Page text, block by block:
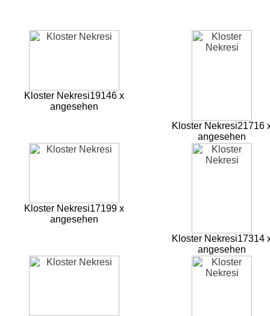
Kloster Nekresi19146 x
angesehen
Kloster Nekresi21716
angesehen
Kloster Nekresi17199 x
angesehen
Kloster Nekresi17314
angesehen